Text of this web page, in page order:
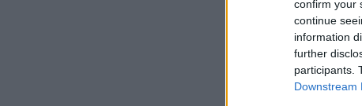
confirm your
continue
information
further
participants.
Downstream
2000. december 18.
2001. január 19-